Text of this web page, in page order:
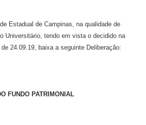
Estadual de Campinas, na qualidade de
Universitário, tendo em vista o decidido na
24.09.19, baixa a seguinte Deliberação:
FUNDO PATRIMONIAL